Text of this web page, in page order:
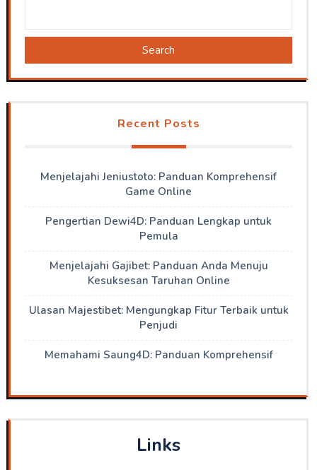
Search
Recent Posts
Menjelajahi Jeniustoto: Panduan Komprehensif
Game Online
Pengertian Dewi4D: Panduan Lengkap untuk
Pemula
Menjelajahi Gajibet: Panduan Anda Menuju
Kesuksesan Taruhan Online
Ulasan Majestibet: Mengungkap Fitur Terbaik untuk
Penjudi
Memahami Saung4D: Panduan Komprehensif
Links